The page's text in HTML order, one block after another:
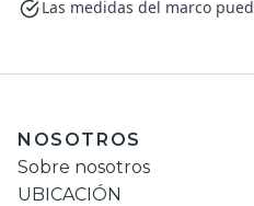
Las medidas del marco
NOSOTROS
Sobre nosotros
UBICACIÓN